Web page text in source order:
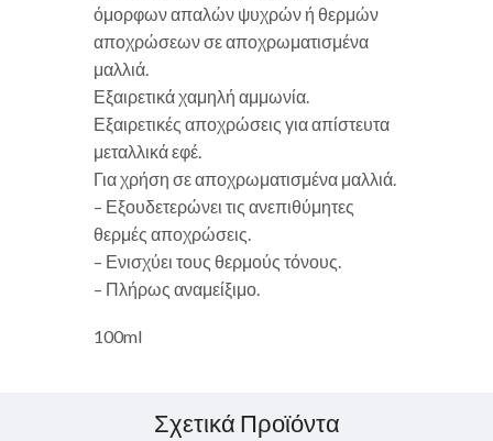
όμορφων απαλών ψυχρών ή θερμών
αποχρώσεων σε αποχρωματισμένα
μαλλιά.
Εξαιρετικά χαμηλή αμμωνία.
Εξαιρετικές αποχρώσεις για απίστευτα
μεταλλικά εφέ.
Για χρήση σε αποχρωματισμένα μαλλιά.
– Εξουδετερώνει τις ανεπιθύμητες
θερμές αποχρώσεις.
– Ενισχύει τους θερμούς τόνους.
– Πλήρως αναμείξιμο.
100ml
Σχετικά Προϊόντα